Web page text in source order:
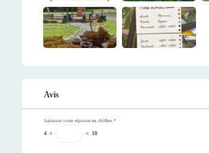
Avis
Saisissez votre réponse en chiffres *
4 + = 10